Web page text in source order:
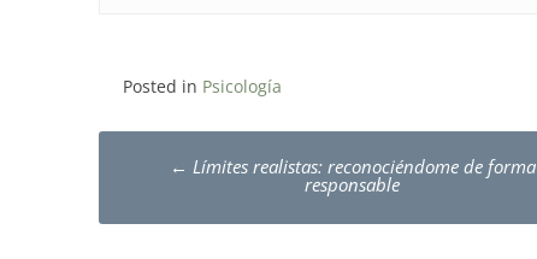
Posted in Psicología
Post
navigation
← Límites realistas: reconociéndome de forma
responsable